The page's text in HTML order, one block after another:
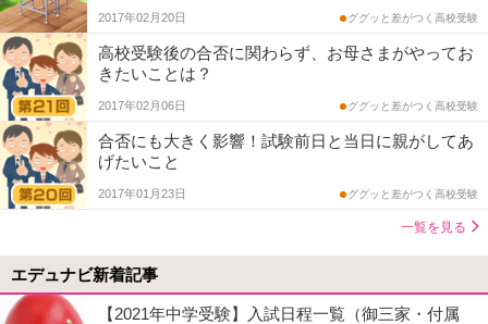
2017年02月20日 ググッと差がつく高校受験
高校受験後の合否に関わらず、お母さまがやってお
きたいことは？
2017年02月06日 ググッと差がつく高校受験
合否にも大きく影響！試験前日と当日に親がしてあ
げたいこと
2017年01月23日 ググッと差がつく高校受験
一覧を見る
エデュナビ新着記事
【2021年中学受験】入試日程一覧（御三家・付属